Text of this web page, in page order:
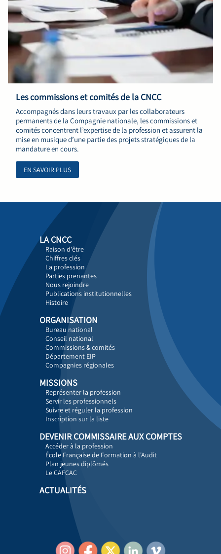
Les commissions et comités de la CNCC
Accompagnés dans leurs travaux par les collaborateurs
permanents de la Compagnie nationale, les commissions et
comités concentrent l’expertise de la profession et assurent la
mise en musique d’une partie des projets stratégiques de la
mandature en cours.
EN SAVOIR PLUS
LA CNCC
Raison d'être
Chiffres clés
La profession
Parties prenantes
Nous rejoindre
Publications institutionnelles
Histoire
ORGANISATION
Bureau national
Conseil national
Commissions & comités
Département EIP
Compagnies régionales
MISSIONS
Représenter la profession
Servir les professionnels
Suivre et réguler la profession
Inscription sur la liste
DEVENIR COMMISSAIRE AUX COMPTES
Accéder à la profession
École Française de Formation à l'Audit
Plan jeunes diplômés
Le CAFCAC
ACTUALITÉS